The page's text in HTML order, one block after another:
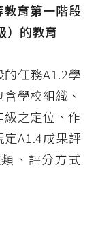
教育第一階段
）的教育
的任務A1.2學
學校組織、
之定位、作
定A1.4成果評
、評分方式